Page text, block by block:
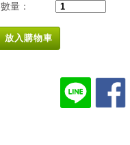
數量：
放入購物車